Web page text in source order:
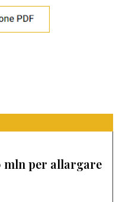
mln per allargare